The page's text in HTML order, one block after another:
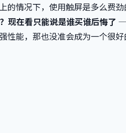
的情况下，使用触屏是多么费
现在看只能说是谁买谁后悔了
能，那也没准会成为一个很好